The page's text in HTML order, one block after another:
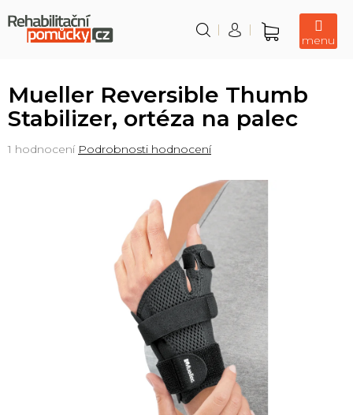
na
obsah
Nákupní
Mueller Reversible Thumb
Stabilizer, ortéza na palec
Průměrné
1 hodnocení Podrobnosti hodnocení